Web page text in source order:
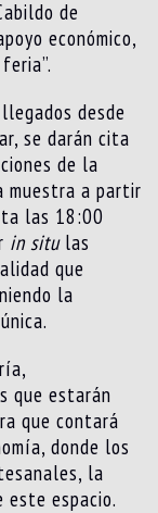
de
económico,
desde
se darán cita
de la
muestra a partir
las 18:00
in situlas
que
la
que estarán
que contará
donde los
la
espacio.